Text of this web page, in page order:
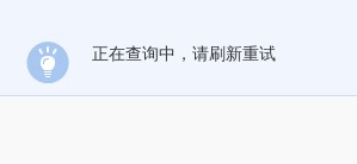
正在查询中，请刷新重试